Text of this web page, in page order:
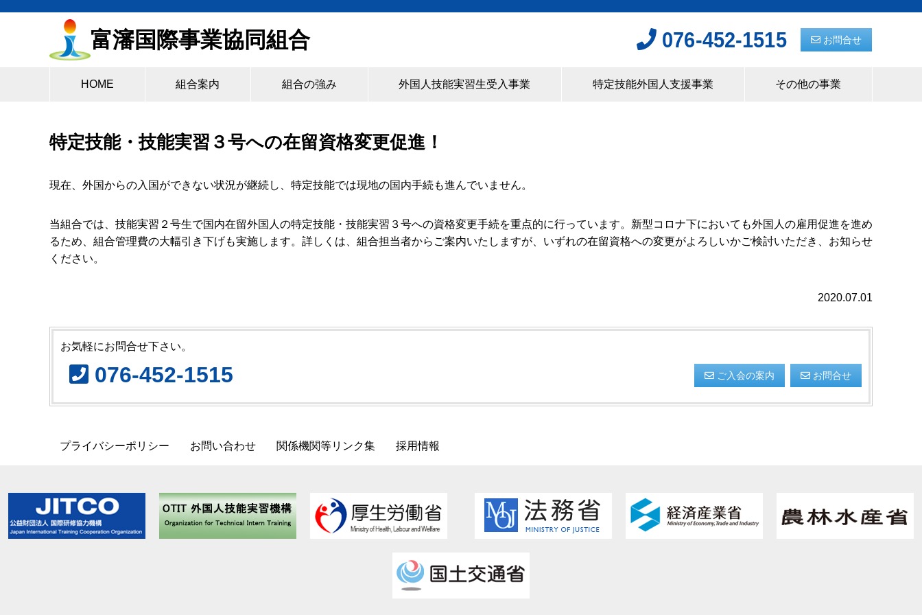
富瀋国際事業協同組合 076-452-1515 お問合せ
HOME 組合案内 組合の強み 外国人技能実習生受入事業 特定技能外国人支援事業 その他の事業
特定技能・技能実習３号への在留資格変更促進！
現在、外国からの入国ができない状況が継続し、特定技能では現地の国内手続も進んでいません。
当組合では、技能実習２号生で国内在留外国人の特定技能・技能実習３号への資格変更手続を重点的に行っています。新型コロナ下においても外国人の雇用促進を進め
るため、組合管理費の大幅引き下げも実施します。詳しくは、組合担当者からご案内いたしますが、いずれの在留資格への変更がよろしいかご検討いただき、お知らせ
ください。
2020.07.01
お気軽にお問合せ下さい。
076-452-1515 ご入会の案内 お問合せ
プライバシーポリシー お問い合わせ 関係機関等リンク集 採用情報